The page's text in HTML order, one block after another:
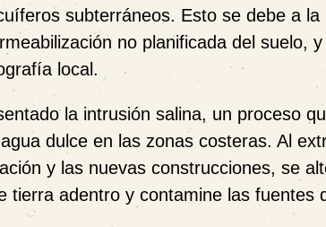
subterráneos. Esto se debe a
no planificada del suelo,
local.
la intrusión salina, un proceso
dulce en las zonas costeras. Al
y las nuevas construcciones, se
tierra adentro y contamine las fuentes